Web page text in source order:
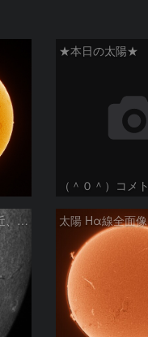
★本日の太陽★
（＾０＾）コメト
8/6朝の太陽(Hα中心付近、4498、4502付近)